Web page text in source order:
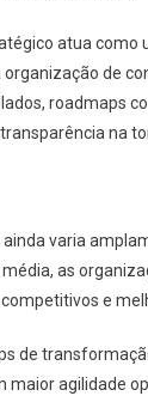
atua como
de
roadmaps
na
ainda varia
as
e
de
agilidade